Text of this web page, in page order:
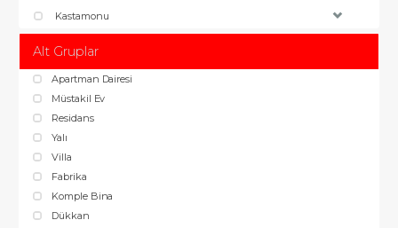
Kastamonu
Alt Gruplar
Apartman Dairesi
Müstakil Ev
Residans
Yalı
Villa
Fabrika
Komple Bina
Dükkan